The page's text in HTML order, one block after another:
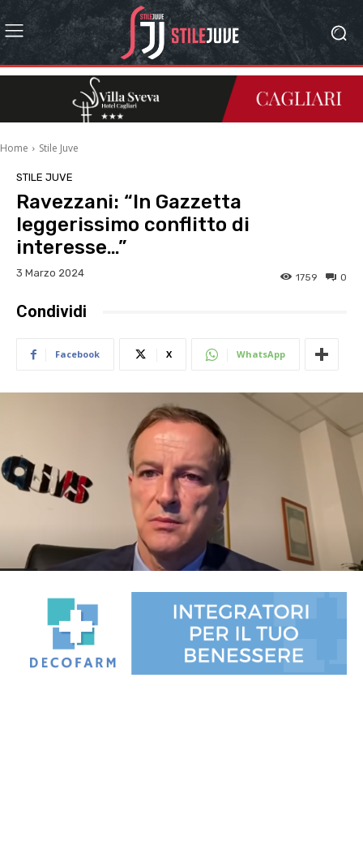
Home Stile Juve
STILE JUVE
Ravezzani: “In Gazzetta
leggerissimo conflitto di
interesse…”
3 Marzo 2024 0
1759
Condividi
Facebook X WhatsApp